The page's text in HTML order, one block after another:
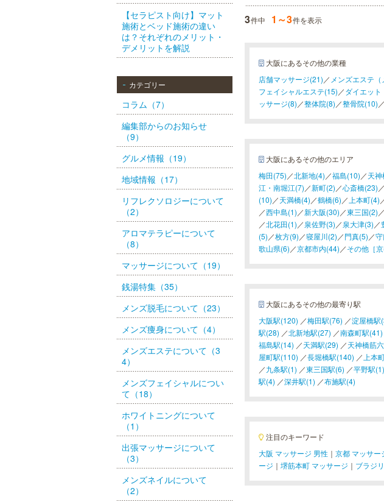
【セラピスト向け】マット
施術とベッド施術の違い
は？それぞれのメリット・
デメリットを解説
カテゴリー
コラム（7）
編集部からのお知らせ
（9）
グルメ情報（19）
地域情報（17）
リフレクソロジーについて
（2）
アロマテラピーについて
（8）
マッサージについて（19）
銭湯特集（35）
メンズ脱毛について（23）
メンズ痩身について（4）
メンズエステについて（3
4）
メンズフェイシャルについ
て（18）
ホワイトニングについて
（1）
出張マッサージについて
（3）
メンズネイルについて
（2）
3件中 1～3件を表示
大阪にあるその他の業種
店舗マッサージ(21) ／ メンズエステ
フェイシャルエステ(15) ／ダイエッ
ッサージ(8) ／整体院(8) ／整骨院(10) ／
大阪にあるその他のエリア
梅田(75) ／北新地(4) ／福島(10) ／天
江・南堀江(7) ／新町(2) ／心斎橋(23) ／
(10) ／天満橋(4) ／鶴橋(6) ／ 上本町(4)
／西中島(1) ／新大阪(30) ／東三国(2) ／
／北花田(1) ／泉佐野(3) ／泉大津(3) ／
(5) ／枚方(9) ／寝屋川(2) ／門真(5) ／
歌山県(6) ／京都市内(44) ／その他［
大阪にあるその他の最寄り駅
大阪駅(120) ／梅田駅(76) ／淀屋橋駅
駅(28) ／北新地駅(27) ／南森町駅(41)
福島駅(14) ／天満駅(29) ／天神橋筋
屋町駅(110) ／長堀橋駅(140) ／ 上本
／九条駅(1) ／東三国駅(6) ／平野駅(1)
駅(4) ／深井駅(1) ／布施駅(4)
注目のキーワード
大阪 マッサージ 男性 ｜ 京都 マッサー
ージ ｜ 堺筋本町 マッサージ ｜ ブラジ